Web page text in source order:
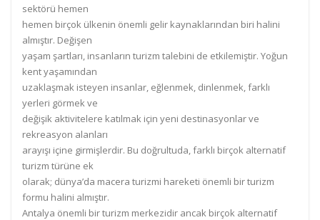
sektörü hemen
hemen birçok ülkenin önemli gelir kaynaklarından biri halini
almıştır. Değişen
yaşam şartları, insanların turizm talebini de etkilemiştir. Yoğun
kent yaşamından
uzaklaşmak isteyen insanlar, eğlenmek, dinlenmek, farklı
yerleri görmek ve
değişik aktivitelere katılmak için yeni destinasyonlar ve
rekreasyon alanları
arayışı içine girmişlerdir. Bu doğrultuda, farklı birçok alternatif
turizm türüne ek
olarak; dünya’da macera turizmi hareketi önemli bir turizm
formu halini almıştır.
Antalya önemli bir turizm merkezidir ancak birçok alternatif